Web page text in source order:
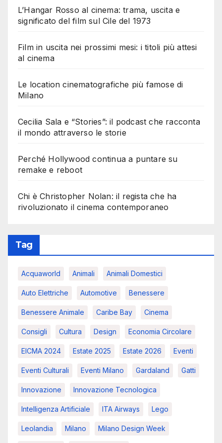
L’Hangar Rosso al cinema: trama, uscita e
significato del film sul Cile del 1973
Film in uscita nei prossimi mesi: i titoli più attesi
al cinema
Le location cinematografiche più famose di
Milano
Cecilia Sala e “Stories”: il podcast che racconta
il mondo attraverso le storie
Perché Hollywood continua a puntare su
remake e reboot
Chi è Christopher Nolan: il regista che ha
rivoluzionato il cinema contemporaneo
Tag
Acquaworld Animali Animali Domestici
Auto Elettriche Automotive Benessere
Benessere Animale Caribe Bay Cinema
Consigli Cultura Design Economia Circolare
EICMA 2024 Estate 2025 Estate 2026 Eventi
Eventi Culturali Eventi Milano Gardaland Gatti
Innovazione Innovazione Tecnologica
Intelligenza Artificiale ITA Airways Lego
Leolandia Milano Milano Design Week